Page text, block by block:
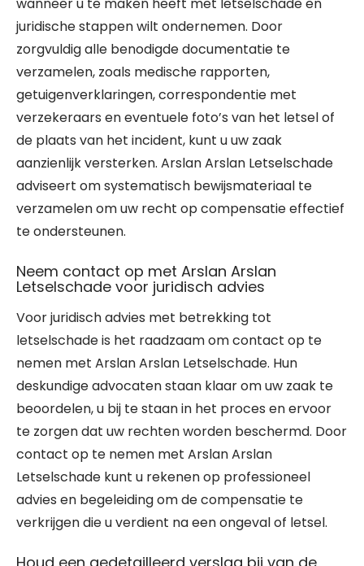
juridische stappen wilt ondernemen. Door
zorgvuldig alle benodigde documentatie te
verzamelen, zoals medische rapporten,
getuigenverklaringen, correspondentie met
verzekeraars en eventuele foto’s van het letsel of
de plaats van het incident, kunt u uw zaak
aanzienlijk versterken. Arslan Arslan Letselschade
adviseert om systematisch bewijsmateriaal te
verzamelen om uw recht op compensatie effectief
te ondersteunen.
Neem contact op met Arslan Arslan
Letselschade voor juridisch advies
Voor juridisch advies met betrekking tot
letselschade is het raadzaam om contact op te
nemen met Arslan Arslan Letselschade. Hun
deskundige advocaten staan klaar om uw zaak te
beoordelen, u bij te staan in het proces en ervoor
te zorgen dat uw rechten worden beschermd. Door
contact op te nemen met Arslan Arslan
Letselschade kunt u rekenen op professioneel
advies en begeleiding om de compensatie te
verkrijgen die u verdient na een ongeval of letsel.